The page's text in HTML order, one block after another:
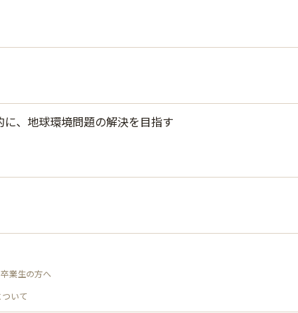
、地球環境問題の解決を目指す
卒業生の方へ
いて